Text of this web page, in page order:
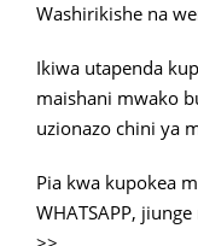
Washirikishe na
Ikiwa utapenda
maishani mwako
uzionazo chini ya
Pia kwa kupokea
WHATSAPP,